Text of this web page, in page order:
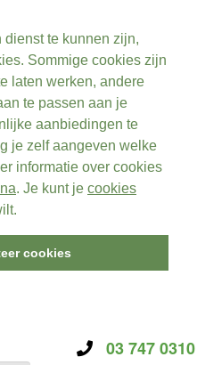
te kunnen zijn,
Sommige cookies zijn
laten werken, andere
te passen aan je
aanbiedingen te
je zelf aangeven welke
informatie over cookies
. Je kunt je cookies
cookies
03 747 0310